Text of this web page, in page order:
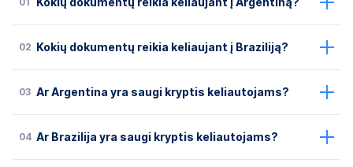
02 Kokių dokumentų reikia keliaujant į Braziliją?
03 Ar Argentina yra saugi kryptis keliautojams?
04 Ar Brazilija yra saugi kryptis keliautojams?